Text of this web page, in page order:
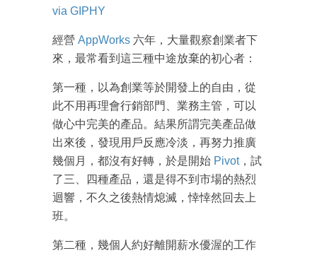
via GIPHY
經營 AppWorks 六年，大量觀察創業者下
來，最常看到這三種中途放棄的初心者：
第一種，以為創業等於開發上的自由，從
此不用再理會行銷部門、業務主管，可以
做心中完美的產品。結果所謂完美產品做
出來後，發現用戶反應冷淡，再努力推廣
幾個月，都沒有好轉，於是開始 Pivot，試
了三、四種產品，還是得不到市場的熱烈
迴響，不久之後熱情熄滅，悻悻然回去上
班。
第二種，幾個人約好離開薪水優渥的工作